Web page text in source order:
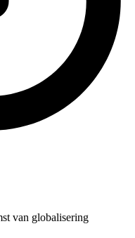
van globalisering